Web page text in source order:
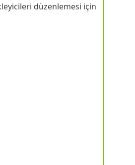
düzenlemesi için